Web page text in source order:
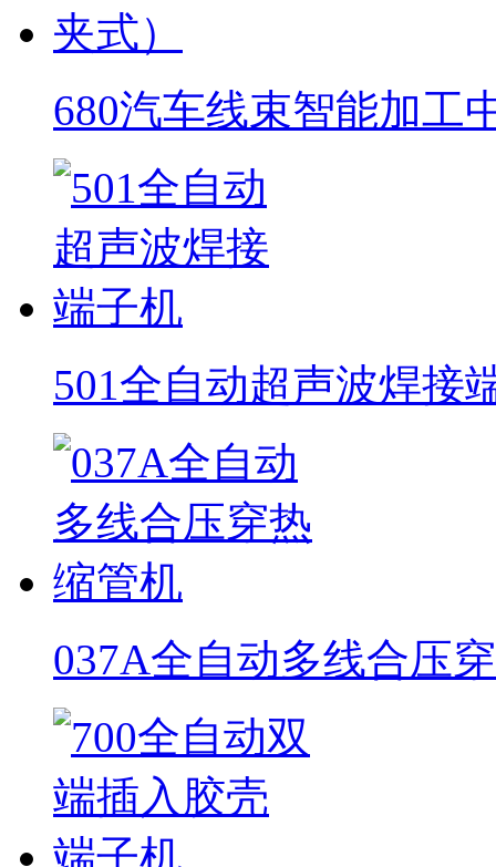
680汽车线束智能加工
501全自动超声波焊接
037A全自动多线合压